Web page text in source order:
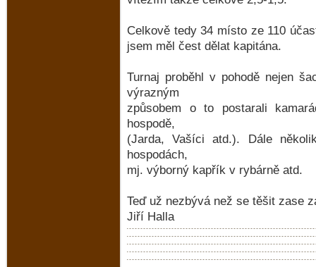
Celkově tedy 34 místo ze 110
jsem měl čest dělat kapitána.
Turnaj proběhl v pohodě nejen
výrazným
způsobem o to postarali
hospodě,
(Jarda, Vašíci atd.). Dále
hospodách,
mj. výborný kapřík v rybárně atd.
Teď už nezbývá než se těšit zase
Jiří Halla